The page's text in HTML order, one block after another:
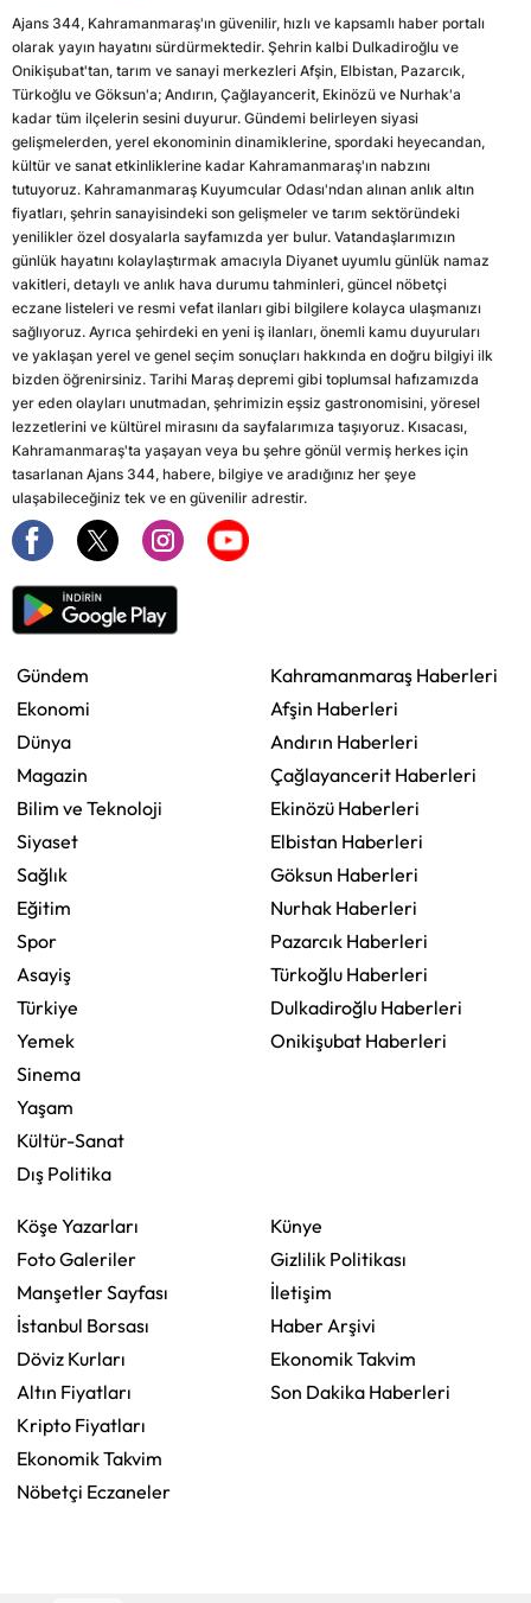
Ajans 344, Kahramanmaraş'ın güvenilir, hızlı ve kapsamlı haber portalı
olarak yayın hayatını sürdürmektedir. Şehrin kalbi Dulkadiroğlu ve
Onikişubat'tan, tarım ve sanayi merkezleri Afşin, Elbistan, Pazarcık,
Türkoğlu ve Göksun'a; Andırın, Çağlayancerit, Ekinözü ve Nurhak'a
kadar tüm ilçelerin sesini duyurur. Gündemi belirleyen siyasi
gelişmelerden, yerel ekonominin dinamiklerine, spordaki heyecandan,
kültür ve sanat etkinliklerine kadar Kahramanmaraş'ın nabzını
tutuyoruz. Kahramanmaraş Kuyumcular Odası'ndan alınan anlık altın
fiyatları, şehrin sanayisindeki son gelişmeler ve tarım sektöründeki
yenilikler özel dosyalarla sayfamızda yer bulur. Vatandaşlarımızın
günlük hayatını kolaylaştırmak amacıyla Diyanet uyumlu günlük namaz
vakitleri, detaylı ve anlık hava durumu tahminleri, güncel nöbetçi
eczane listeleri ve resmi vefat ilanları gibi bilgilere kolayca ulaşmanızı
sağlıyoruz. Ayrıca şehirdeki en yeni iş ilanları, önemli kamu duyuruları
ve yaklaşan yerel ve genel seçim sonuçları hakkında en doğru bilgiyi ilk
bizden öğrenirsiniz. Tarihi Maraş depremi gibi toplumsal hafızamızda
yer eden olayları unutmadan, şehrimizin eşsiz gastronomisini, yöresel
lezzetlerini ve kültürel mirasını da sayfalarımıza taşıyoruz. Kısacası,
Kahramanmaraş'ta yaşayan veya bu şehre gönül vermiş herkes için
tasarlanan Ajans 344, habere, bilgiye ve aradığınız her şeye
ulaşabileceğiniz tek ve en güvenilir adrestir.
Gündem
Ekonomi
Dünya
Magazin
Bilim ve Teknoloji
Siyaset
Sağlık
Eğitim
Spor
Asayiş
Türkiye
Yemek
Sinema
Yaşam
Kültür-Sanat
Dış Politika
Kahramanmaraş Haberleri
Afşin Haberleri
Andırın Haberleri
Çağlayancerit Haberleri
Ekinözü Haberleri
Elbistan Haberleri
Göksun Haberleri
Nurhak Haberleri
Pazarcık Haberleri
Türkoğlu Haberleri
Dulkadiroğlu Haberleri
Onikişubat Haberleri
Köşe Yazarları
Foto Galeriler
Manşetler Sayfası
İstanbul Borsası
Döviz Kurları
Altın Fiyatları
Kripto Fiyatları
Ekonomik Takvim
Nöbetçi Eczaneler
Künye
Gizlilik Politikası
İletişim
Haber Arşivi
Ekonomik Takvim
Son Dakika Haberleri